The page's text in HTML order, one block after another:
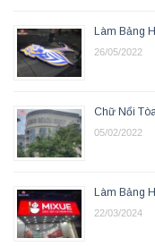
Làm Bảng
26/05/2022
Chữ Nổi
05/02/2022
Làm Bảng
22/03/2024